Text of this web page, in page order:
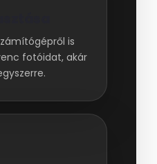
is
fotóidat, akár